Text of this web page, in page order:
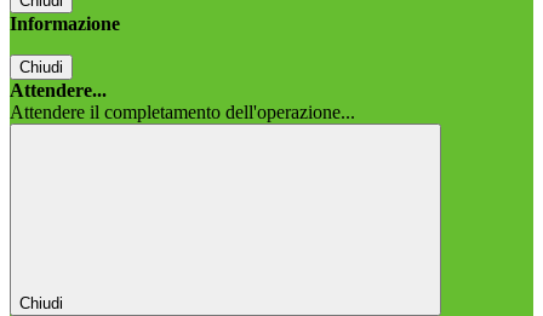
Informazione
Chiudi
Attendere...
Attendere il completamento dell'operazione...
Chiudi